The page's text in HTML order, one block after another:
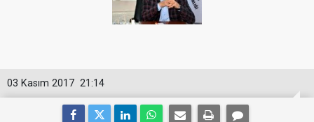
21:14
03 Kasım 2017